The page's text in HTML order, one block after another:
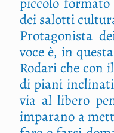
dei salotti
Protagonista
voce è, in
Rodari che con
di piani
via al libero
imparano a